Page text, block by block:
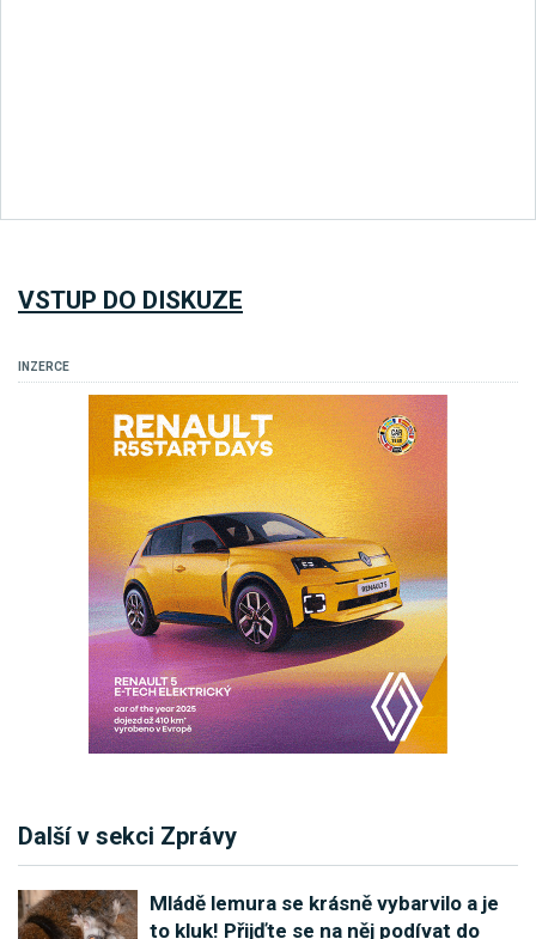
VSTUP DO DISKUZE
INZERCE
Další v sekci Zprávy
Mládě lemura se krásně vybarvilo a je
to kluk! Přijďte se na něj podívat do